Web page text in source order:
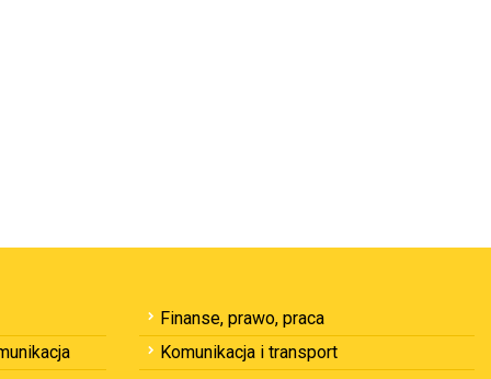
Finanse, prawo, praca
Komunikacja i transport